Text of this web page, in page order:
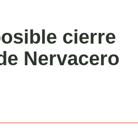
cierre
Nervacero